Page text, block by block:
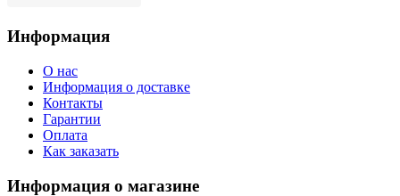
Информация
О нас
Информация о доставке
Контакты
Гарантии
Оплата
Как заказать
Информация о магазине